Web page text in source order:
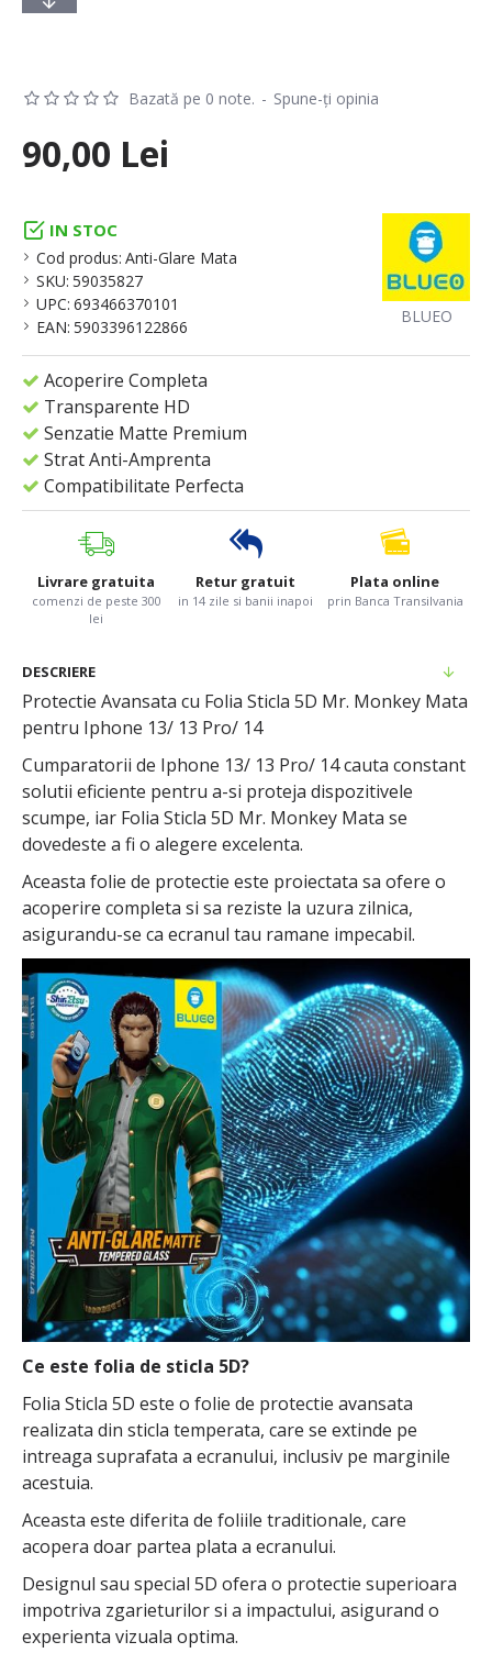
IN STOC
Cod produs: Anti-Glare Mata
SKU: 59035827
UPC: 693466370101
EAN: 5903396122866
BLUEO
Acoperire Completa
Transparente HD
Senzatie Matte Premium
Strat Anti-Amprenta
Compatibilitate Perfecta
Bazată pe 0 note. - Spune-ţi opinia
90,00 Lei
Livrare gratuita
comenzi de peste 300
lei
Retur gratuit
in 14 zile si banii inapoi
Plata online
prin Banca Transilvania
DESCRIERE
Protectie Avansata cu Folia Sticla 5D Mr. Monkey Mata
pentru Iphone 13/ 13 Pro/ 14
Cumparatorii de Iphone 13/ 13 Pro/ 14 cauta constant
solutii eficiente pentru a-si proteja dispozitivele
scumpe, iar Folia Sticla 5D Mr. Monkey Mata se
dovedeste a fi o alegere excelenta.
Aceasta folie de protectie este proiectata sa ofere o
acoperire completa si sa reziste la uzura zilnica,
asigurandu-se ca ecranul tau ramane impecabil.
Ce este folia de sticla 5D?
Folia Sticla 5D este o folie de protectie avansata
realizata din sticla temperata, care se extinde pe
intreaga suprafata a ecranului, inclusiv pe marginile
acestuia.
Aceasta este diferita de foliile traditionale, care
acopera doar partea plata a ecranului.
Designul sau special 5D ofera o protectie superioara
impotriva zgarieturilor si a impactului, asigurand o
experienta vizuala optima.